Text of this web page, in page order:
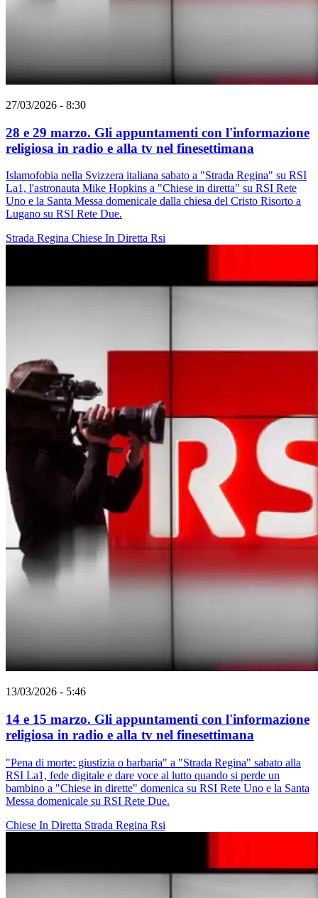
27/03/2026 - 8:30
28 e 29 marzo. Gli appuntamenti con l'informazione
religiosa in radio e alla tv nel finesettimana
Islamofobia nella Svizzera italiana sabato a "Strada Regina" su RSI
La1, l'astronauta Mike Hopkins a "Chiese in diretta" su RSI Rete
Uno e la Santa Messa domenicale dalla chiesa del Cristo Risorto a
Lugano su RSI Rete Due.
Strada Regina Chiese In Diretta Rsi
13/03/2026 - 5:46
14 e 15 marzo. Gli appuntamenti con l'informazione
religiosa in radio e alla tv nel finesettimana
"Pena di morte: giustizia o barbaria" a "Strada Regina" sabato alla
RSI La1, fede digitale e dare voce al lutto quando si perde un
bambino a "Chiese in dirette" domenica su RSI Rete Uno e la Santa
Messa domenicale su RSI Rete Due.
Chiese In Diretta Strada Regina Rsi